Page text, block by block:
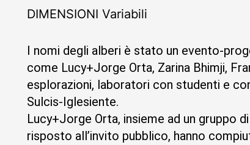
DIMENSIONI Variabili
I nomi degli alberi è stato un evento-
come Lucy+Jorge Orta, Zarina Bhimji,
esplorazioni, laboratori con studenti e
Sulcis-Iglesiente.
Lucy+Jorge Orta, insieme ad un gruppo
risposto all’invito pubblico, hanno